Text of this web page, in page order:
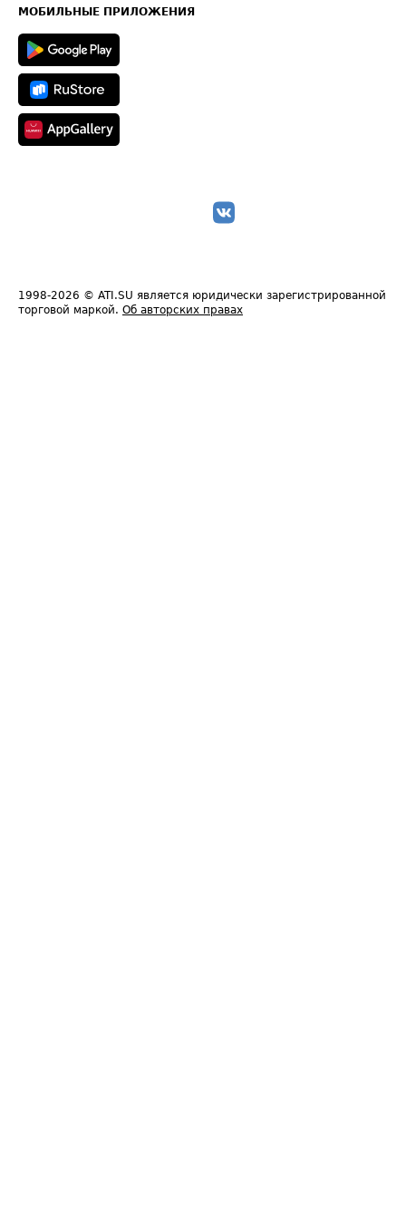
Техническая информация
МОБИЛЬНЫЕ ПРИЛОЖЕНИЯ
1998-2026 © ATI.SU является юридически зарегистрированной
торговой маркой. Об авторских правах